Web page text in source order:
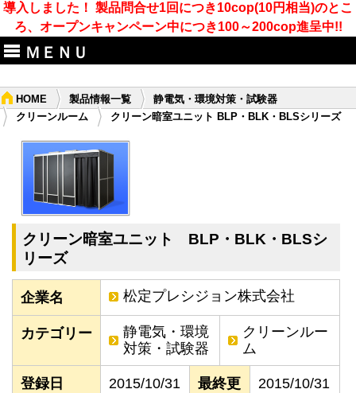
導入しました！ 製品問合せ1回につき10cop(10円相当)のとこ
ろ、オープンキャンペーン中につき100～200cop進呈中!!
ＭＥＮＵ
HOME 製品情報一覧
静電気・環境対策・試験器
クリーンルーム
クリーン暗室ユニット BLP・BLK・BLSシリーズ
クリーン暗室ユニット BLP・BLK・BLSシ
リーズ
企業名 松定プレシジョン株式会社
カテゴリー
静電気・環境
対策・試験器
クリーンルー
ム
登録日 2015/10/31
最終更
2015/10/31